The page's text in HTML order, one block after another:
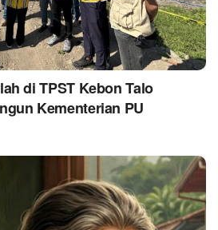
di TPST Kebon Talo
Kementerian PU